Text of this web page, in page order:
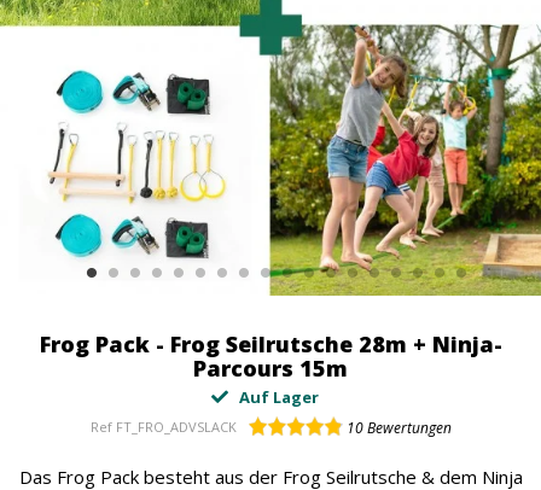
Frog Pack - Frog Seilrutsche 28m + Ninja-
Parcours 15m
Auf Lager
Ref FT_FRO_ADVSLACK 10Bewertungen
Das Frog Pack besteht aus der Frog Seilrutsche & dem Ninja